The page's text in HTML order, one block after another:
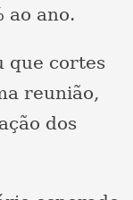
ao ano.
que cortes
reunião,
dos